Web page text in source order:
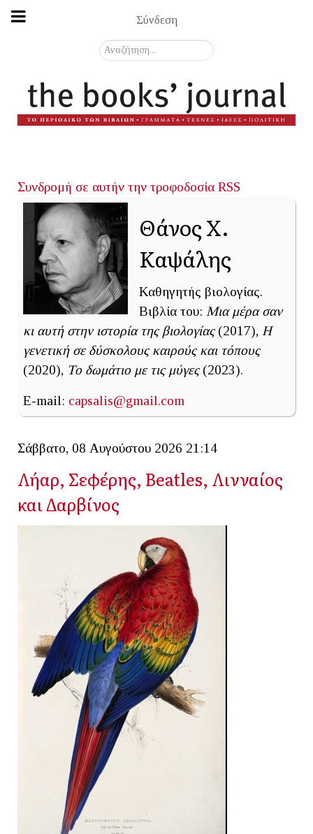
Σύνδεση
Αναζήτηση...
Συνδρομή σε αυτήν την τροφοδοσία RSS
Θάνος Χ.
Καψάλης
Καθηγητής βιολογίας.
Βιβλία του: Μια μέρα σαν
κι αυτή στην ιστορία της βιολογίας(2017), Η
γενετική σε δύσκολους καιρούς και τόπους
(2020), Το δωμάτιο με τις μύγες(2023).
E-mail: capsalis@gmail.com
Σάββατο, 08 Αυγούστου 2026 21:14
Λήαρ, Σεφέρης, Beatles, Λινναίος
και Δαρβίνος